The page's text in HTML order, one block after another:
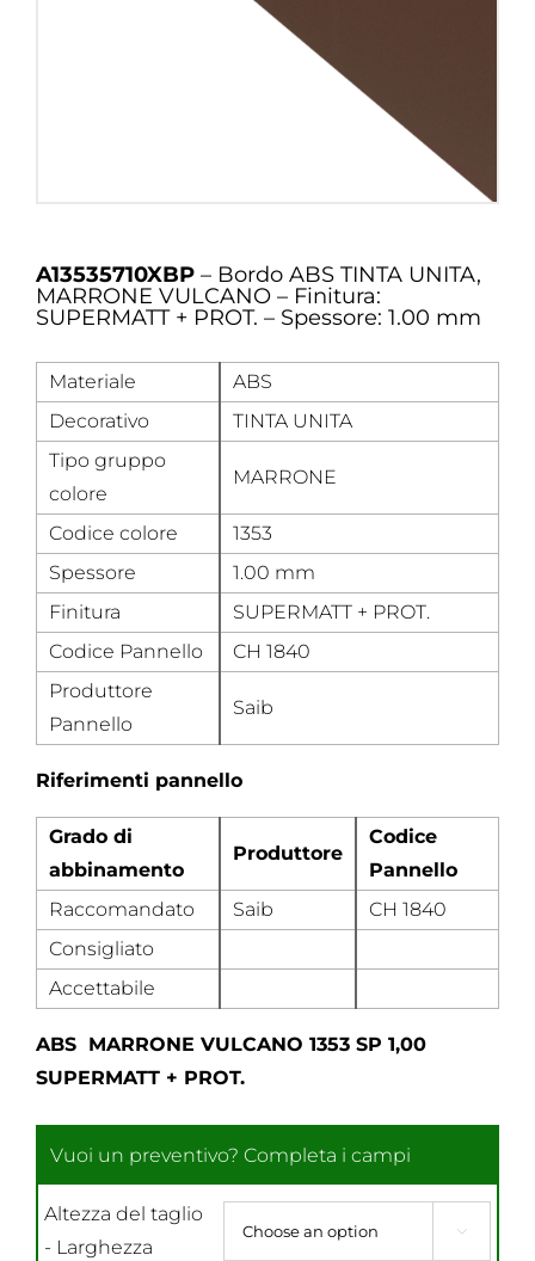
A13535710XBP – Bordo ABS TINTA UNITA,
MARRONE VULCANO – Finitura:
SUPERMATT + PROT. – Spessore: 1.00 mm
Materiale
ABS
Decorativo
TINTA UNITA
Tipo gruppo
colore
MARRONE
Codice colore
1353
Spessore
1.00 mm
Finitura
SUPERMATT + PROT.
Codice Pannello
CH 1840
Produttore
Pannello
Saib
Riferimenti pannello
Grado di
abbinamento
Produttore
Codice
Pannello
Raccomandato
Saib
CH 1840
Consigliato
Accettabile
ABS MARRONE VULCANO 1353 SP 1,00
SUPERMATT + PROT.
Altezza del taglio
- Larghezza
